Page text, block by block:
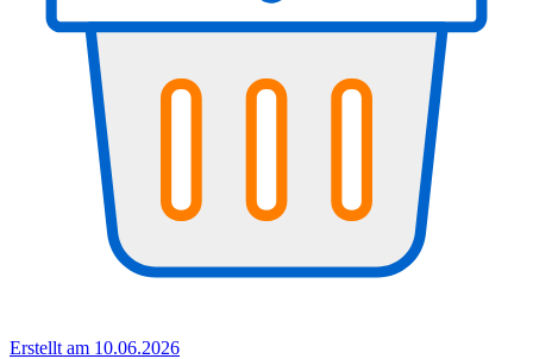
Erstellt am 10.06.2026